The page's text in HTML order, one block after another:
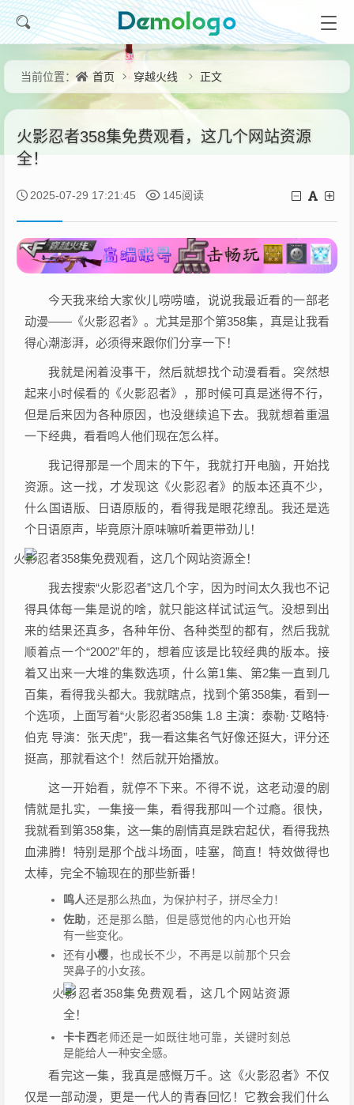
当前位置： 首页 穿越火线 正文
火影忍者358集免费观看，这几个网站资源
全！
2025-07-29 17:21:45 145阅读
今天我来给大家伙儿唠唠嗑，说说我最近看的一部老
动漫——《火影忍者》。尤其是那个第358集，真是让我看
得心潮澎湃，必须得来跟你们分享一下！
我就是闲着没事干，然后就想找个动漫看看。突然想
起来小时候看的《火影忍者》，那时候可真是迷得不行，
但是后来因为各种原因，也没继续追下去。我就想着重温
一下经典，看看鸣人他们现在怎么样。
我记得那是一个周末的下午，我就打开电脑，开始找
资源。这一找，才发现这《火影忍者》的版本还真不少，
什么国语版、日语原版的，看得我是眼花缭乱。我还是选
个日语原声，毕竟原汁原味嘛听着更带劲儿！
我去搜索“火影忍者”这几个字，因为时间太久我也不记
得具体每一集是说的啥，就只能这样试试运气。没想到出
来的结果还真多，各种年份、各种类型的都有，然后我就
顺着点一个“2002”年的，想着应该是比较经典的版本。接
着又出来一大堆的集数选项，什么第1集、第2集一直到几
百集，看得我头都大。我就瞎点，找到个第358集，看到一
个选项，上面写着“火影忍者358集 1.8 主演：泰勒·艾略特·
伯克 导演：张天虎”，我一看这集名气好像还挺大，评分还
挺高，那就看这个！然后就开始播放。
这一开始看，就停不下来。不得不说，这老动漫的剧
情就是扎实，一集接一集，看得我那叫一个过瘾。很快，
我就看到第358集，这一集的剧情真是跌宕起伏，看得我热
血沸腾！特别是那个战斗场面，哇塞，简直！特效做得也
太棒，完全不输现在的那些新番！
鸣人还是那么热血，为保护村子，拼尽全力！
佐助，还是那么酷，但是感觉他的内心也开始
有一些变化。
还有小樱，也成长不少，不再是以前那个只会
哭鼻子的小女孩。
卡卡西老师还是一如既往地可靠，关键时刻总
是能给人一种安全感。
看完这一集，我真是感慨万千。这《火影忍者》不仅
仅是一部动漫，更是一代人的青春回忆！它教会我们什么